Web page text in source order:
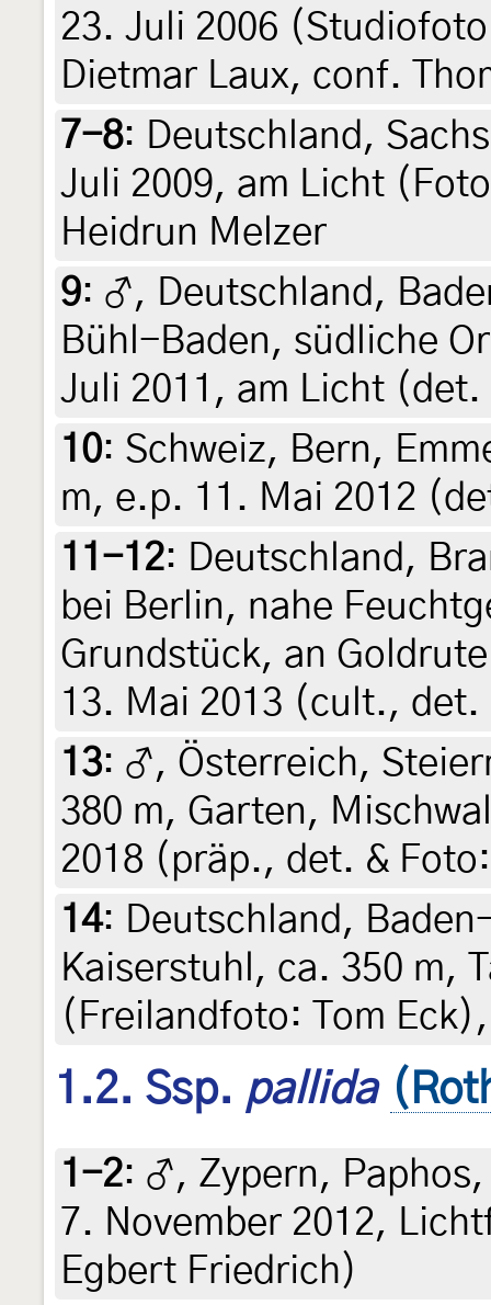
23. Juli 2006
Dietmar Laux, conf.
7-8: Deutschland,
Juli 2009, am Licht
Heidrun Melzer
9: ♂, Deutschland,
Bühl-Baden, südliche
Juli 2011, am Licht
10: Schweiz, Bern,
m, e.p. 11. Mai 2012
11-12: Deutschland,
bei Berlin, nahe
Grundstück, an
13. Mai 2013 (cult.,
13: ♂, Österreich,
380 m, Garten,
2018 (präp., det. &
14: Deutschland,
Kaiserstuhl, ca. 350 m,
(Freilandfoto: Tom
1.2. Ssp. pallida
1-2: ♂, Zypern,
7. November 2012,
Egbert Friedrich)